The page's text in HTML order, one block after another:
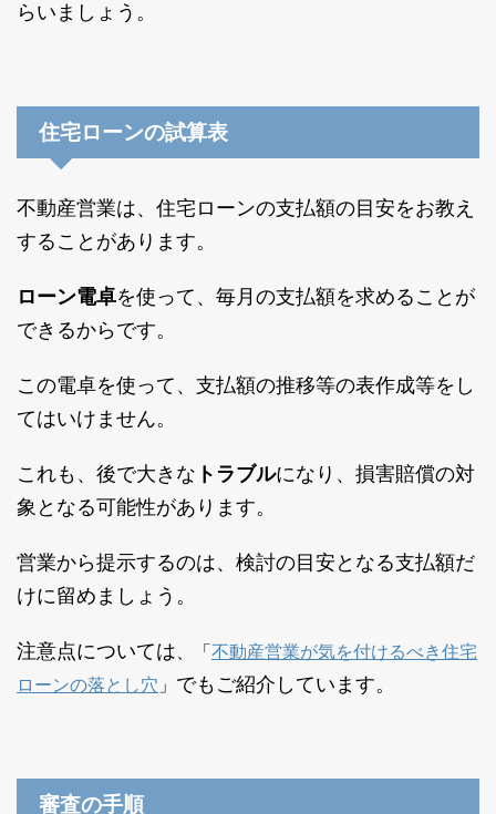
らいましょう。
住宅ローンの試算表
不動産営業は、住宅ローンの支払額の目安をお教え
することがあります。
ローン電卓を使って、毎月の支払額を求めることが
できるからです。
この電卓を使って、支払額の推移等の表作成等をし
てはいけません。
これも、後で大きな トラブルになり、損害賠償の対
象となる可能性があります。
営業から提示するのは、検討の目安となる支払額だ
けに留めましょう。
注意点については、「不動産営業が気を付けるべき住宅
ローンの落とし穴 」 でもご紹介しています。
審査の手順